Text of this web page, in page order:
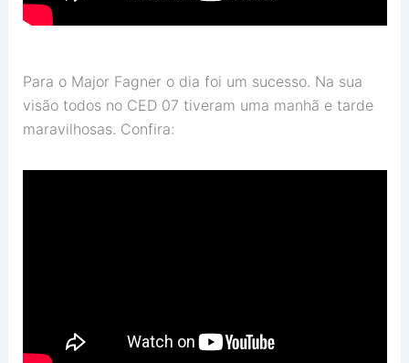
Para o Major Fagner o dia foi um sucesso. Na sua
visão todos no CED 07 tiveram uma manhã e tarde
maravilhosas. Confira: